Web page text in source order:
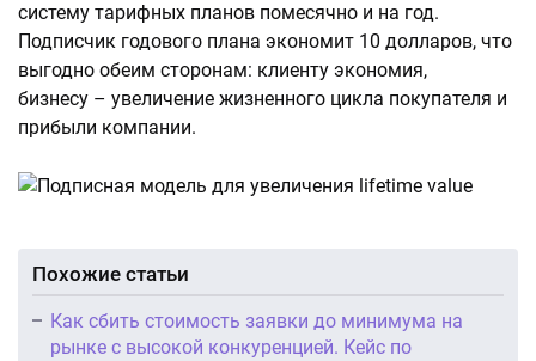
систему тарифных планов помесячно и на год.
Подписчик годового плана экономит 10 долларов, что
выгодно обеим сторонам: клиенту экономия,
бизнесу – увеличение жизненного цикла покупателя и
прибыли компании.
Похожие статьи
Как сбить стоимость заявки до минимума на
рынке с высокой конкуренцией. Кейс по